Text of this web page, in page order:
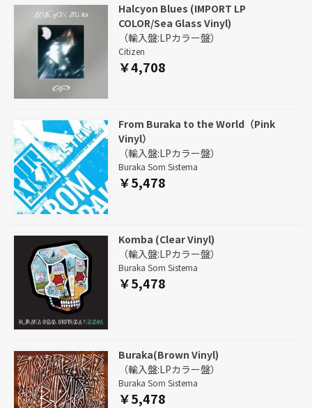
Halcyon Blues (IMPORT LP
COLOR/Sea Glass Vinyl)
（輸入盤:LPカラー盤）
Citizen
￥4,708
From Buraka to the World（Pink
Vinyl）
（輸入盤:LPカラー盤）
Buraka Som Sistema
￥5,478
Komba (Clear Vinyl)
（輸入盤:LPカラー盤）
Buraka Som Sistema
￥5,478
Buraka(Brown Vinyl)
（輸入盤:LPカラー盤）
Buraka Som Sistema
￥5,478